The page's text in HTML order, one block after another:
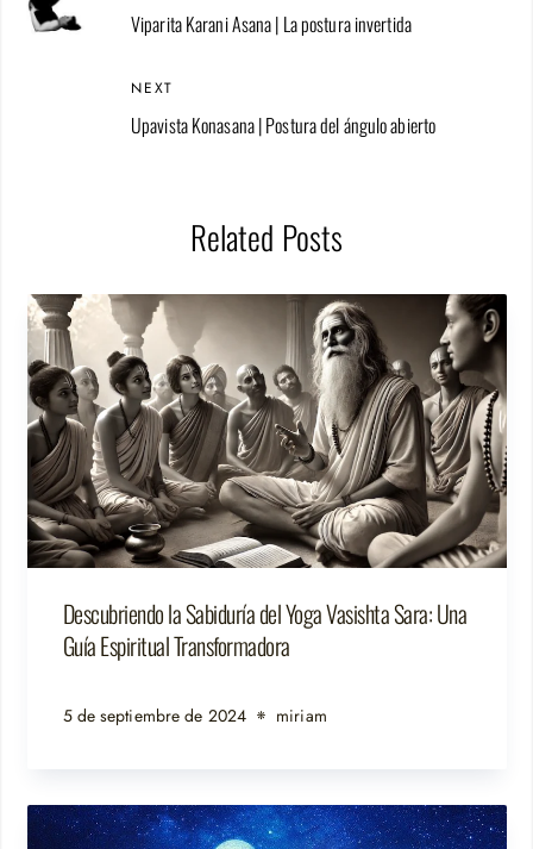
Viparita Karani Asana | La postura invertida
NEXT
Upavista Konasana | Postura del ángulo abierto
Related Posts
Descubriendo la Sabiduría del Yoga Vasishta Sara: Una
Guía Espiritual Transformadora
5 de septiembre de 2024 miriam